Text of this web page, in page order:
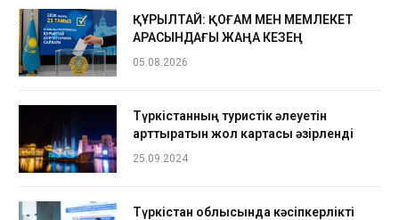
ҚҰРЫЛТАЙ: ҚОҒАМ МЕН МЕМЛЕКЕТ
АРАСЫНДАҒЫ ЖАҢА КЕЗЕҢ
05.08.2026
Түркістанның туристік әлеуетін
арттыратын жол картасы әзірленді
25.09.2024
Түркістан облысында кәсіпкерлікті